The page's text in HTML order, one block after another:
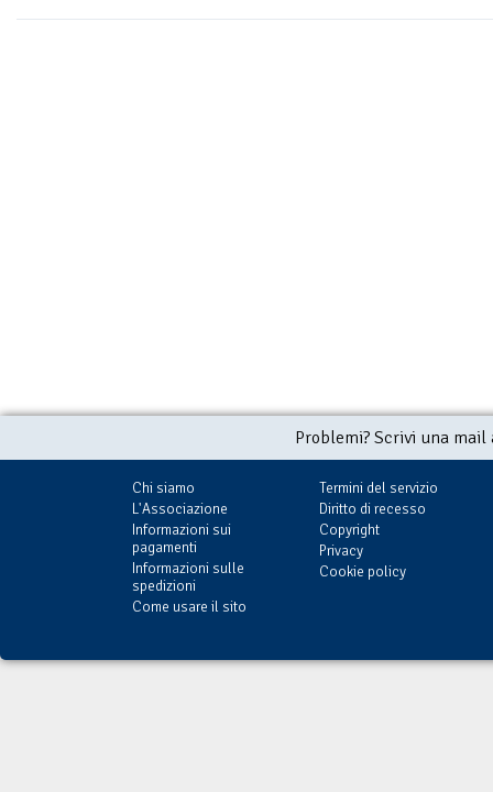
Problemi? Scrivi una
Chi siamo
L'Associazione
Informazioni sui
pagamenti
Informazioni sulle
spedizioni
Come usare il sito
Termini del servizio
Diritto di recesso
Copyright
Privacy
Cookie policy